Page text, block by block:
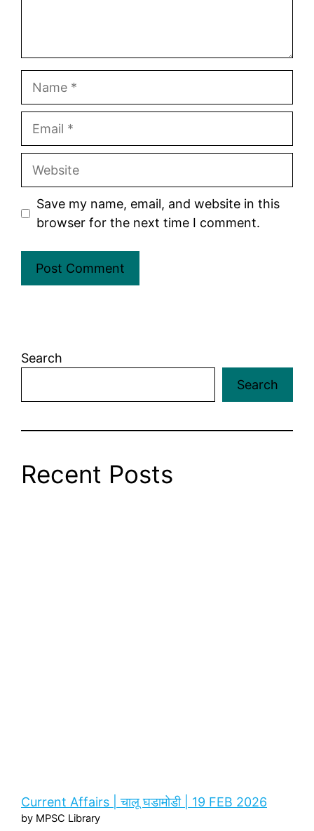
Name
Email
Website
Save my name, email, and website in this
browser for the next time I comment.
Search
Search
Recent Posts
Current Affairs | चालू घडामोडी | 19 FEB 2026
by MPSC Library